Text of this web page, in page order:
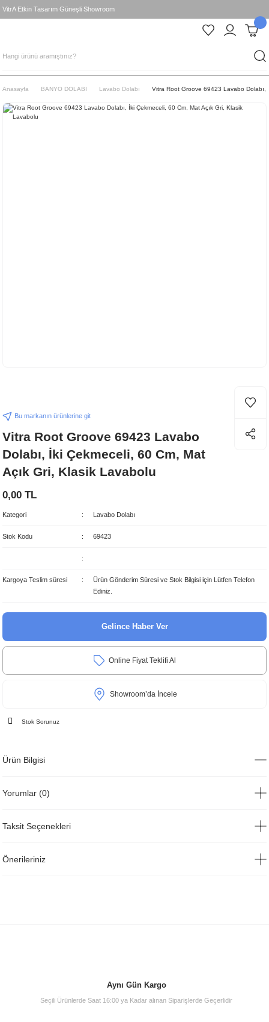
VitrA Etkin Tasarım Güneşli Showroom
Anasayfa BANYO DOLABI Lavabo Dolabı Vitra Root Groove 69423 Lavabo Dolabı,
Bu markanın ürünlerine git
Vitra Root Groove 69423 Lavabo
Dolabı, İki Çekmeceli, 60 Cm, Mat
Açık Gri, Klasik Lavabolu
0,00 TL
Kategori Lavabo Dolabı
Stok Kodu 69423
Kargoya Teslim süresi
Ürün Gönderim Süresi ve Stok Bilgisi için Lütfen Telefon
Ediniz.
Gelince Haber Ver
Online Fiyat Teklifi Al
Showroom’da İncele
Stok Sorunuz
Ürün Bilgisi
Yorumlar (0)
Taksit Seçenekleri
Önerileriniz
Aynı Gün Kargo
Seçili Ürünlerde Saat 16:00 ya Kadar alınan Siparişlerde Geçerlidir